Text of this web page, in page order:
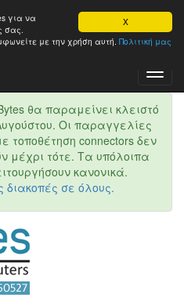
X
για να
σας.
με την χρήση αυτή. Πολιτική μας
θα παραμείνει κλειστό
Οι παραγγελίες
τοποθέτηση connectors δεν
μέχρι τότε. Τα υπόλοιπα
κανονικά.
σε όλους.